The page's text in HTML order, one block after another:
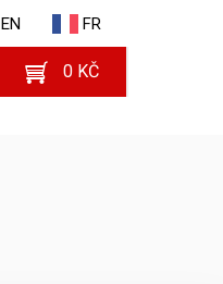
EN FR
0 KČ